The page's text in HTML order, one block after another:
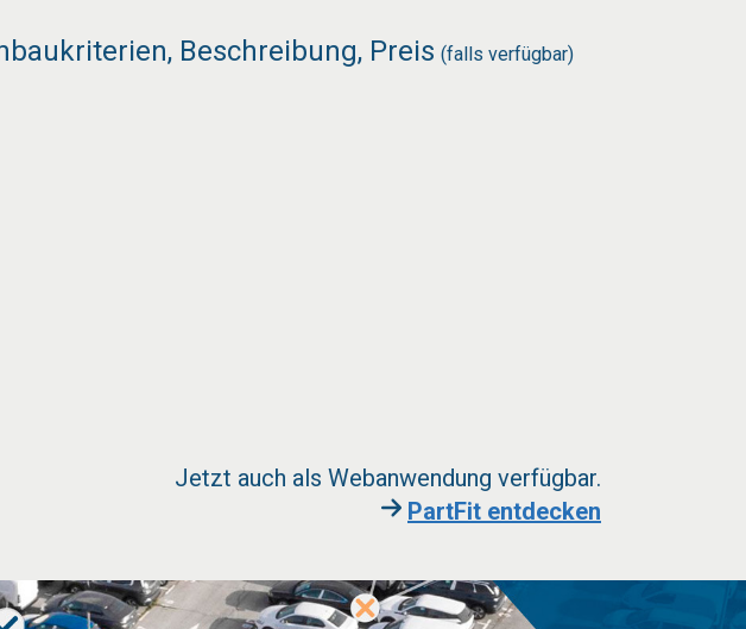
Beschreibung, Preis (falls verfügbar)
Jetzt auch als Webanwendung verfügbar.
PartFit entdecken